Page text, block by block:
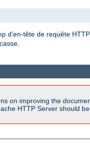
d'en-tête de requête HTTP
on improving the
HTTP Server should